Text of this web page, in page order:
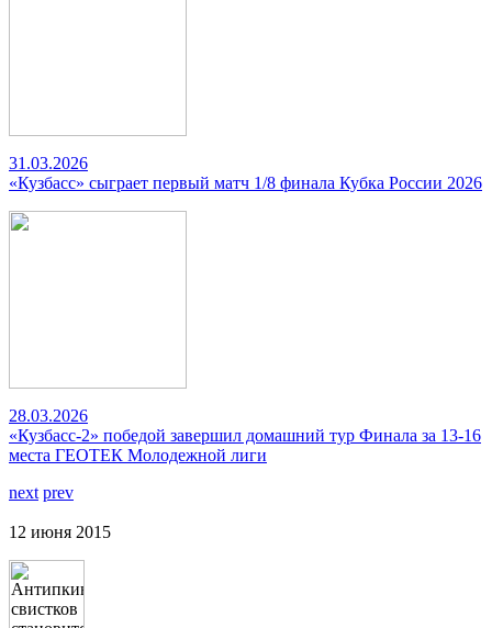
31.03.2026
«Кузбасс» сыграет первый матч 1/8 финала Кубка России 2026
28.03.2026
«Кузбасс-2» победой завершил домашний тур Финала за 13-16
места ГЕОТЕК Молодежной лиги
next prev
12 июня 2015